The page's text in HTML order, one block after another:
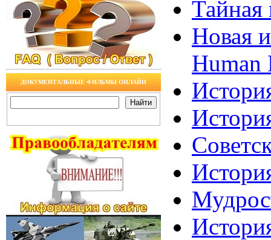
ДОКУМЕНТАЛЬНЫЕ ФИЛЬМЫ ОНЛАЙН
Тайная
Новая
Human